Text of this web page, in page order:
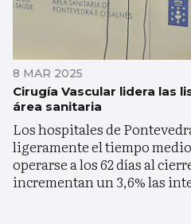
8 MAR 2025
Cirugía Vascular lidera las
área sanitaria
Los hospitales de
ligeramente el tiempo
operarse a los 62 días al
incrementan un 3,6% las